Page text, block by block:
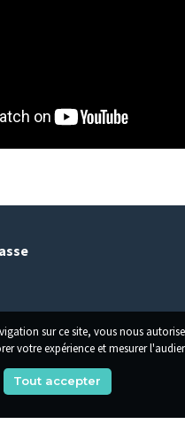
sur ce site, vous nous
votre expérience et mesurer
Tout accepter